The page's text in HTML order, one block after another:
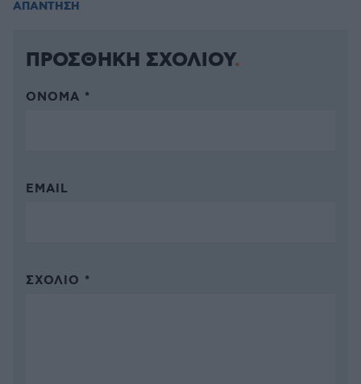
ΑΠΑΝΤΗΣΗ
ΠΡΟΣΘΗΚΗ ΣΧΟΛΙΟΥ
ΌΝΟΜΑ *
EMAIL
ΣΧΌΛΙΟ *